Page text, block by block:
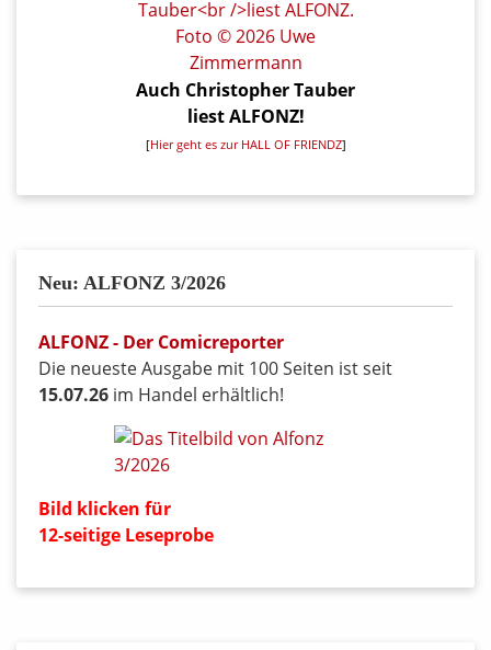
Auch Christopher Tauber
liest ALFONZ!
[Hier geht es zur HALL OF FRIENDZ]
Neu: ALFONZ 3/2026
ALFONZ - Der Comicreporter
Die neueste Ausgabe mit 100 Seiten ist seit
15.07.26 im Handel erhältlich!
Bild klicken für
12-seitige Leseprobe